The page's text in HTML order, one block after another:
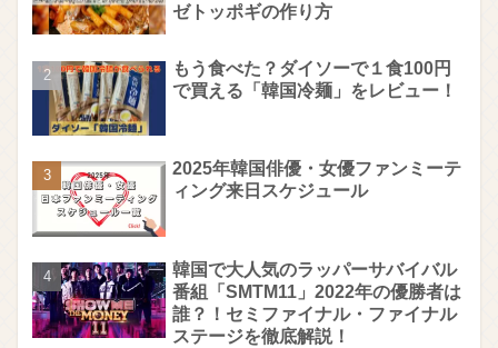
ゼトッポギの作り方
もう食べた？ダイソーで１食100円
で買える「韓国冷麺」をレビュー！
2025年韓国俳優・女優ファンミーテ
ィング来日スケジュール
韓国で大人気のラッパーサバイバル
番組「SMTM11」2022年の優勝者は
誰？！セミファイナル・ファイナル
ステージを徹底解説！